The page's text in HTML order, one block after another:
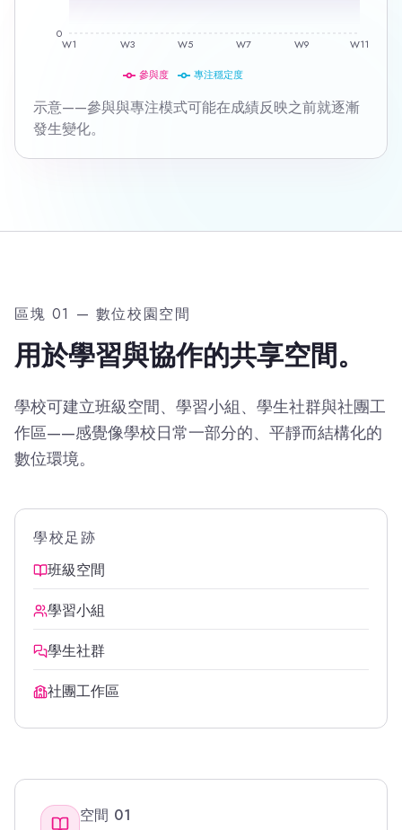
W1 W3 W5 W7 W9 W11
0
參與度 專注穩定度
示意——參與與專注模式可能在成績反映之前就逐漸
發生變化。
區塊 01 — 數位校園空間
用於學習與協作的共享空間。
學校可建立班級空間、學習小組、學生社群與社團工
作區——感覺像學校日常一部分的、平靜而結構化的
數位環境。
學校足跡
班級空間
學習小組
學生社群
社團工作區
空間 01